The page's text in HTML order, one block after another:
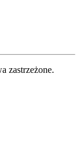
zastrzeżone.